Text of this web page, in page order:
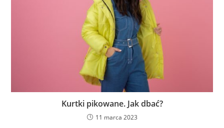
Kurtki pikowane. Jak dbać?
11 marca 2023